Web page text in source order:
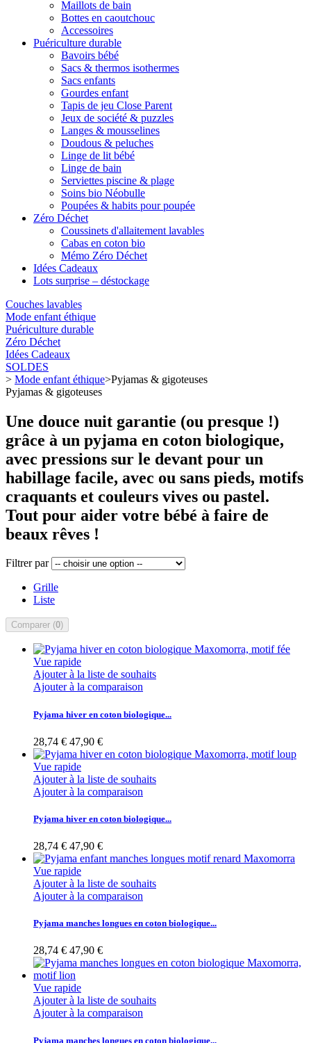
Maillots de bain
Bottes en caoutchouc
Accessoires
Puériculture durable
Bavoirs bébé
Sacs & thermos isothermes
Sacs enfants
Gourdes enfant
Tapis de jeu Close Parent
Jeux de société & puzzles
Langes & mousselines
Doudous & peluches
Linge de lit bébé
Linge de bain
Serviettes piscine & plage
Soins bio Néobulle
Poupées & habits pour poupée
Zéro Déchet
Coussinets d'allaitement lavables
Cabas en coton bio
Mémo Zéro Déchet
Idées Cadeaux
Lots surprise – déstockage
Couches lavables
Mode enfant éthique
Puériculture durable
Zéro Déchet
Idées Cadeaux
SOLDES
> Mode enfant éthique>Pyjamas & gigoteuses
Pyjamas & gigoteuses
Une douce nuit garantie (ou presque !)
grâce à un pyjama en coton biologique,
avec pressions sur le devant pour un
habillage facile, avec ou sans pieds, motifs
craquants et couleurs vives ou pastel.
Tout pour aider votre bébé à faire de
beaux rêves !
Filtrer par
Grille
Liste
Comparer (0)
Vue rapide
Ajouter à la liste de souhaits
Ajouter à la comparaison
Pyjama hiver en coton biologique...
28,74 € 47,90 €
Vue rapide
Ajouter à la liste de souhaits
Ajouter à la comparaison
Pyjama hiver en coton biologique...
28,74 € 47,90 €
Vue rapide
Ajouter à la liste de souhaits
Ajouter à la comparaison
Pyjama manches longues en coton biologique...
28,74 € 47,90 €
Vue rapide
Ajouter à la liste de souhaits
Ajouter à la comparaison
Pyjama manches longues en coton biologique...